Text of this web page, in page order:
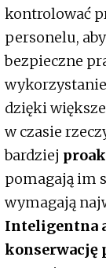
kontrolować
personelu,
bezpieczne
wykorzystanie
dzięki
w czasie
bardziej
pomagają im
wymagają
Inteligentna
konserwację